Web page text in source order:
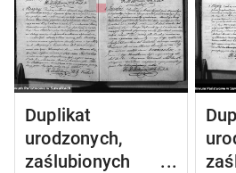
Duplikat
urodzonych,
zaślubionych i